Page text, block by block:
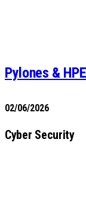
Pylones &
02/06/2026
Cyber Security